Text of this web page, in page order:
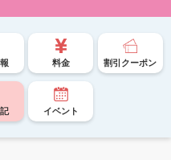
料金 割引クーポン
イベント